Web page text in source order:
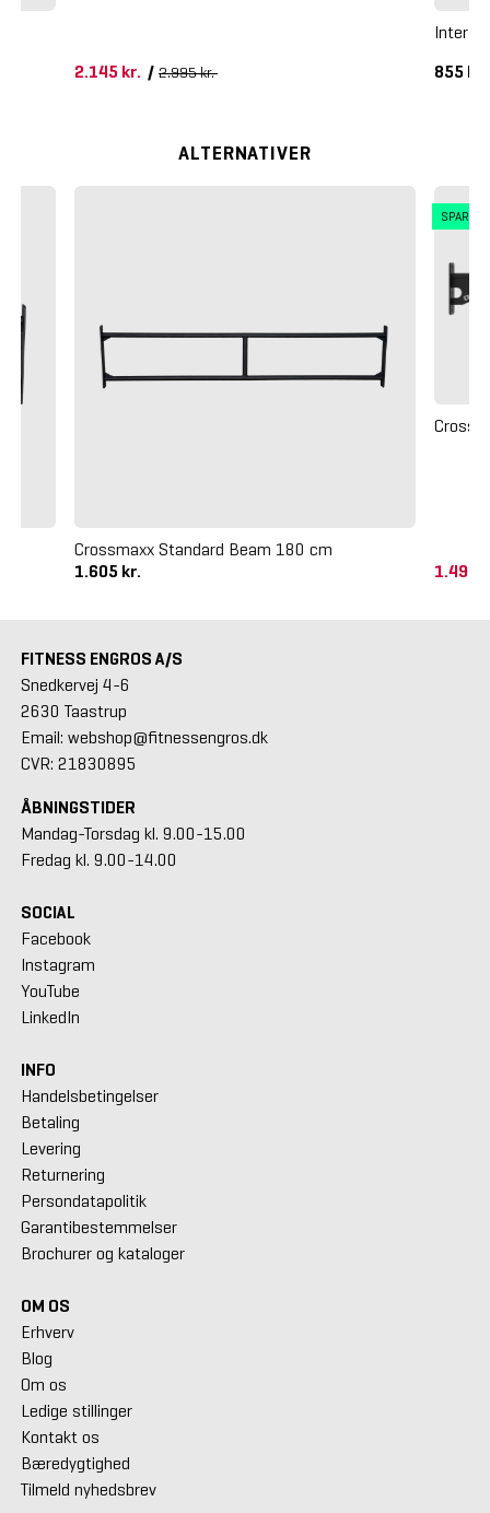
2.145 kr./ 2.995 kr.
Inter
855 kr.
ALTERNATIVER
Crossmaxx Standard Beam 180 cm
1.605 kr.
SPAR
1.495
FITNESS ENGROS A/S
Snedkervej 4-6
2630 Taastrup
Email: webshop@fitnessengros.dk
CVR: 21830895
ÅBNINGSTIDER
Mandag-Torsdag kl. 9.00-15.00
Fredag kl. 9.00-14.00
SOCIAL
Facebook
Instagram
YouTube
LinkedIn
INFO
Handelsbetingelser
Betaling
Levering
Returnering
Persondatapolitik
Garantibestemmelser
Brochurer og kataloger
OM OS
Erhverv
Blog
Om os
Ledige stillinger
Kontakt os
Bæredygtighed
Tilmeld nyhedsbrev